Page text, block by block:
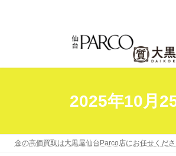
ン
テ
ン
ス
キ
ビ
ゲ
ー
ン
に
2025年10月
金の高価買取は大黒屋仙台Parco店にお任せくださ